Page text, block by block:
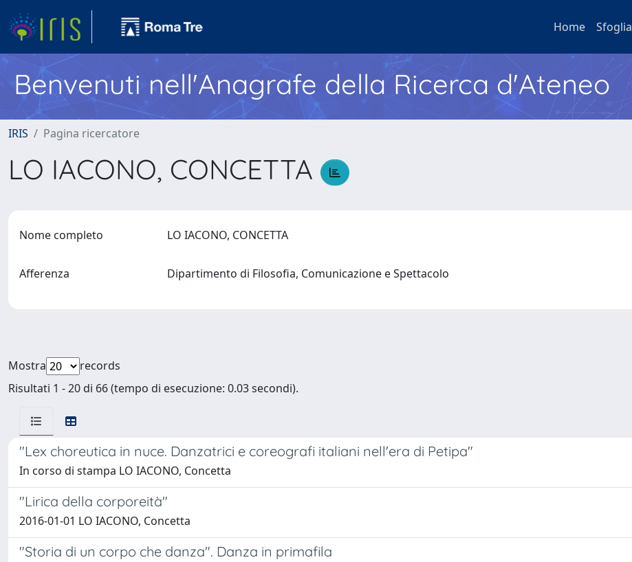
Home Sfoglia
Benvenuti nell'Anagrafe della Ricerca d'Ateneo
IRIS Pagina ricercatore
LO IACONO, CONCETTA
Nome completo LO IACONO, CONCETTA
Afferenza Dipartimento di Filosofia, Comunicazione e Spettacolo
Mostra
records
Risultati 1 - 20 di 66 (tempo di esecuzione: 0.03 secondi).
"Lex choreutica in nuce. Danzatrici e coreografi italiani nell'era di Petipa"
In corso di stampa LO IACONO, Concetta
"Lirica della corporeità"
2016-01-01 LO IACONO, Concetta
"Storia di un corpo che danza". Danza in primafila